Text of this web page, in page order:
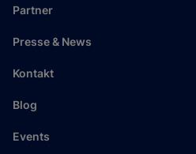
Partner
Presse & News
Kontakt
Blog
Events